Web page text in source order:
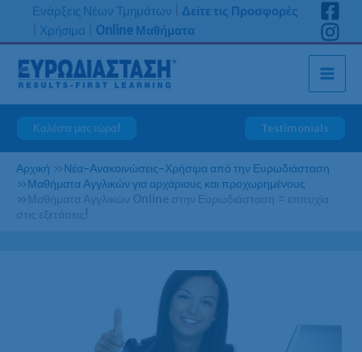
Μετάβαση
περιεχόμενο
Ενάρξεις Νέων Τμημάτων
Δείτε τις Προσφορές
Χρήσιμα Online Μαθήματα
Καλέστε μας τώρα! Testimonials
Αρχική »Νέα-Ανακοινώσεις-Χρήσιμα από την Ευρωδιάσταση
»Μαθήματα Αγγλικών για αρχάριους και προχωρημένους
» Μαθήματα Αγγλικών Online στην Ευρωδιάσταση = επιτυχία
στις εξετάσεις!